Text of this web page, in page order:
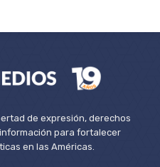
de expresión, derechos
para fortalecer
en las Américas.